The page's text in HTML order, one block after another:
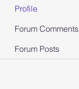
Profile
Forum Comments
Forum Posts